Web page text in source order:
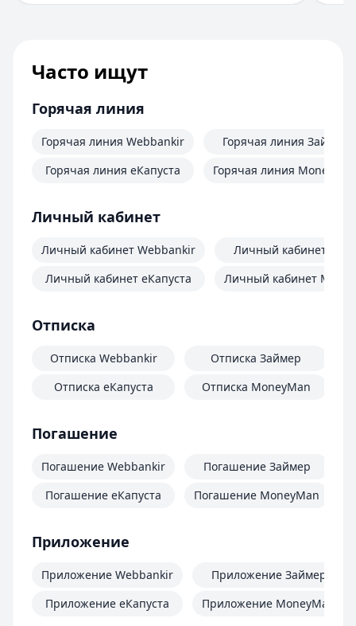
Часто ищут
Горячая линия
Горячая линия Webbankir
Горячая линия еКапуста
Горячая линия Займер
Горячая линия
Личный кабинет
Личный кабинет Webbankir
Личный кабинет еКапуста
Личный кабинет
Личный кабинет
Отписка
Отписка Webbankir
Отписка еКапуста
Отписка Займер
Отписка MoneyMan
Погашение
Погашение Webbankir
Погашение еКапуста
Погашение Займер
Погашение MoneyMan
Приложение
Приложение Webbankir
Приложение еКапуста
Приложение Займер
Приложение MoneyMan